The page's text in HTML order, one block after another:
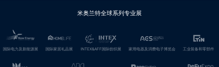
米奥兰特全球系列专业展
国际电力及新能源展 国际家居礼品展 INTEX&AFF国际纺织展 家用电器及消费电子博览会 工业装备和零部件